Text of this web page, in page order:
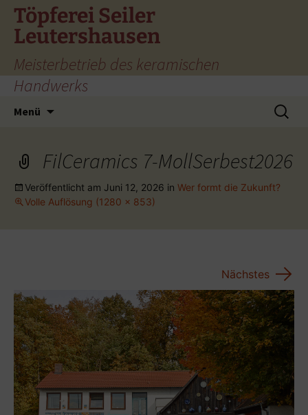
Zum
Inhalt
springen
Töpferei Seiler
Leutershausen
Meisterbetrieb des keramischen
Handwerks
Menü
Suchen
nach:
FilCeramics 7-MollSerbest2026
Veröffentlicht am Juni 12, 2026 in Wer formt die Zukunft?
Volle Auflösung (1280 × 853)
Nächstes →